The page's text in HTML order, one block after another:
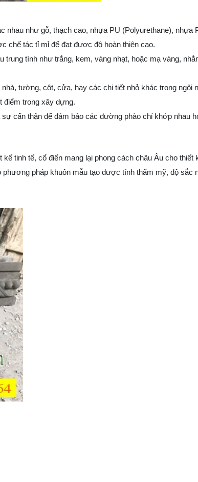
nhau như gỗ, thạch cao, nhựa PU (Polyurethane), nhựa
chế tác tỉ mỉ để đạt được độ hoàn thiện cao.
tính như trắng, kem, vàng nhạt, hoặc mạ vàng,
tường, cột, cửa, hay các chi tiết nhỏ khác trong ngôi
điểm trong xây dựng.
cẩn thận để đảm bảo các đường phào chỉ khớp nhau
tinh tế, cổ điển mang lại phong cách châu Âu cho thiết
pháp khuôn mẫu tạo được tính thẩm mỹ, độ sắc